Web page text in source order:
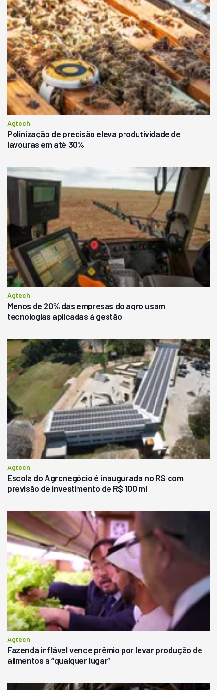
Agtech
Polinização de precisão eleva produtividade de
lavouras em até 30%
Agtech
Menos de 20% das empresas do agro usam
tecnologias aplicadas à gestão
Agtech
Escola do Agronegócio é inaugurada no RS com
previsão de investimento de R$ 100 mi
Agtech
Fazenda inflável vence prêmio por levar produção de
alimentos a “qualquer lugar”